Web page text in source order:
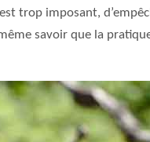
trop imposant,
savoir que la